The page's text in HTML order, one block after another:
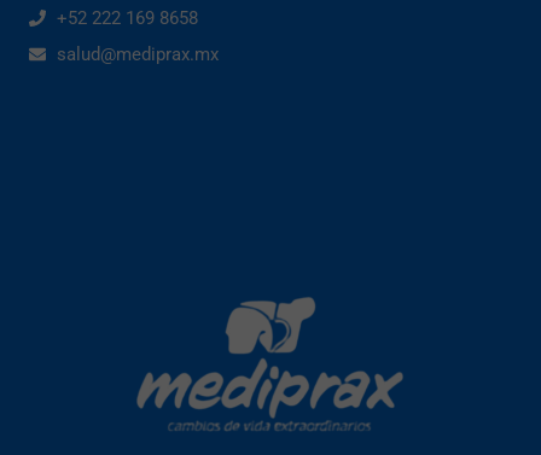
+52 222 169 8658
salud@mediprax.mx